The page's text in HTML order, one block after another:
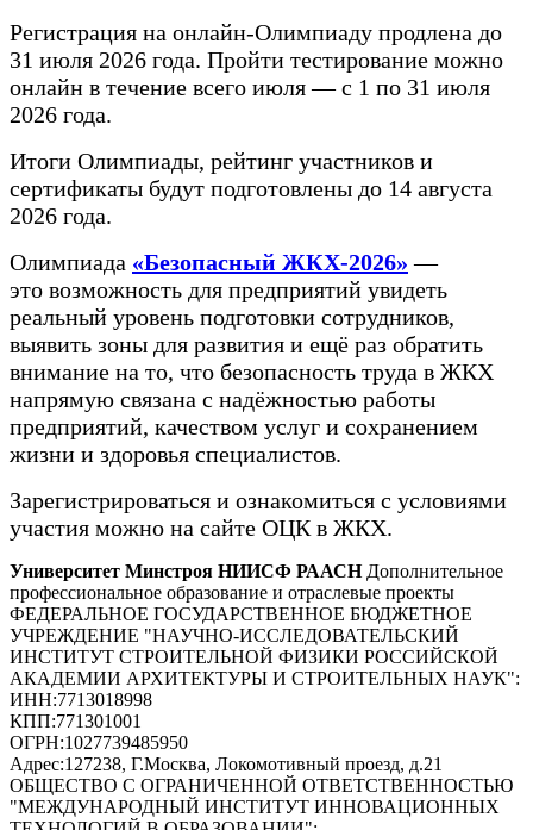
Регистрация на онлайн-Олимпиаду продлена до
31 июля 2026 года. Пройти тестирование можно
онлайн в течение всего июля — с 1 по 31 июля
2026 года.
Итоги Олимпиады, рейтинг участников и
сертификаты будут подготовлены до 14 августа
2026 года.
Олимпиада «Безопасный ЖКХ-2026» —
это возможность для предприятий увидеть
реальный уровень подготовки сотрудников,
выявить зоны для развития и ещё раз обратить
внимание на то, что безопасность труда в ЖКХ
напрямую связана с надёжностью работы
предприятий, качеством услуг и сохранением
жизни и здоровья специалистов.
Зарегистрироваться и ознакомиться с условиями
участия можно на сайте ОЦК в ЖКХ.
Университет Минстроя НИИСФ РААСН Дополнительное
профессиональное образование и отраслевые проекты
ФЕДЕРАЛЬНОЕ ГОСУДАРСТВЕННОЕ БЮДЖЕТНОЕ
УЧРЕЖДЕНИЕ "НАУЧНО-ИССЛЕДОВАТЕЛЬСКИЙ
ИНСТИТУТ СТРОИТЕЛЬНОЙ ФИЗИКИ РОССИЙСКОЙ
АКАДЕМИИ АРХИТЕКТУРЫ И СТРОИТЕЛЬНЫХ НАУК":
ИНН:7713018998
КПП:771301001
ОГРН:1027739485950
Адрес:127238, Г.Москва, Локомотивный проезд, д.21
ОБЩЕСТВО С ОГРАНИЧЕННОЙ ОТВЕТСТВЕННОСТЬЮ
"МЕЖДУНАРОДНЫЙ ИНСТИТУТ ИННОВАЦИОННЫХ